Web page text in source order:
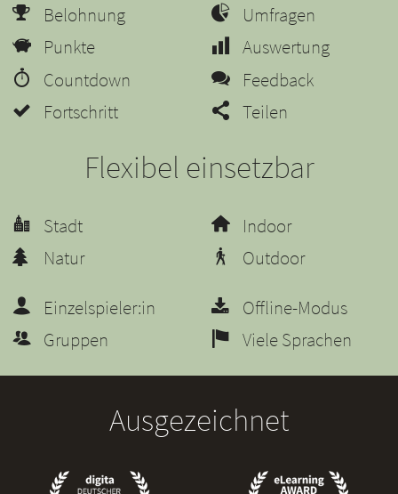
Belohnung
Punkte
Countdown
Fortschritt
Umfragen
Auswertung
Feedback
Teilen
Flexibel einsetzbar
Stadt
Natur
Indoor
Outdoor
Einzelspieler:in
Gruppen
Offline-Modus
Viele Sprachen
Ausgezeichnet